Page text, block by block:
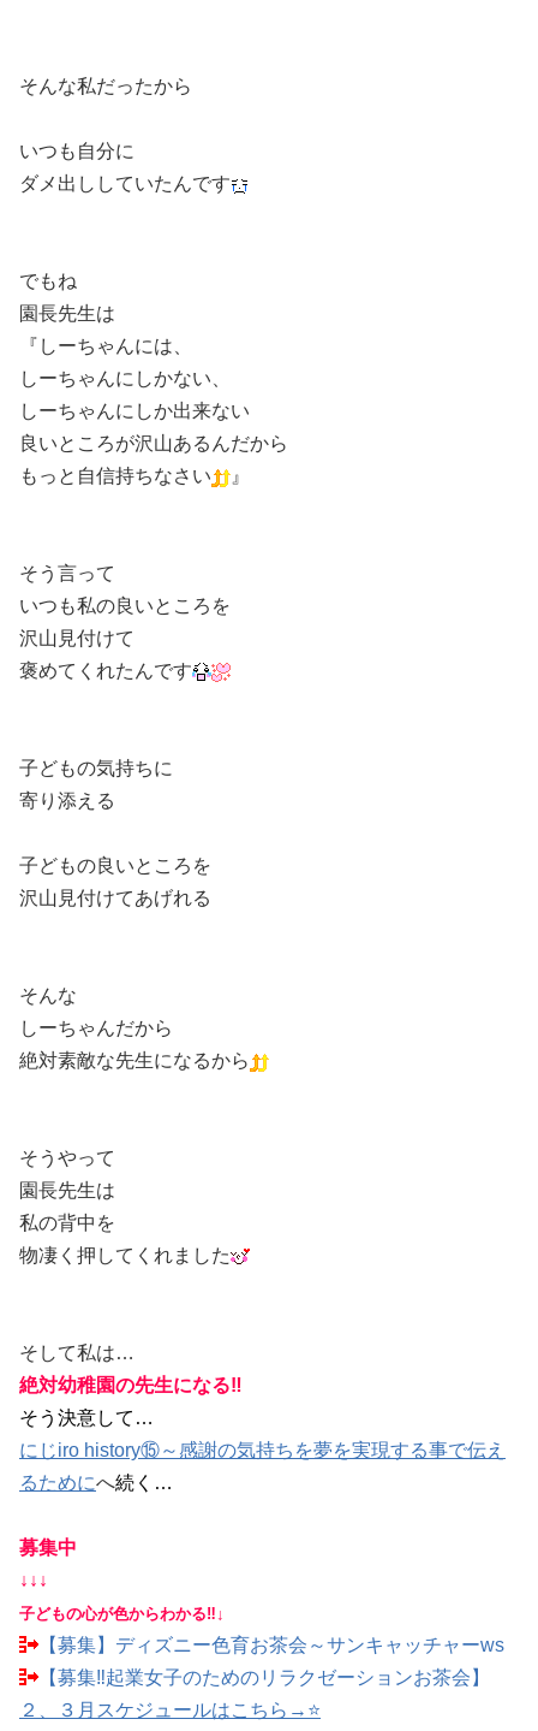
そんな私だったから
いつも自分に
ダメ出ししていたんです
でもね
園長先生は
『しーちゃんには、
しーちゃんにしかない、
しーちゃんにしか出来ない
良いところが沢山あるんだから
もっと自信持ちなさい
』
そう言って
いつも私の良いところを
沢山見付けて
褒めてくれたんです
子どもの気持ちに
寄り添える
子どもの良いところを
沢山見付けてあげれる
そんな
しーちゃんだから
絶対素敵な先生になるから
そうやって
園長先生は
私の背中を
物凄く押してくれました
そして私は…
絶対幼稚園の先生になる‼
そう決意して…
にじiro history⑮～感謝の気持ちを夢を実現する事で伝え
るためにへ続く…
募集中
↓↓↓
子どもの心が色からわかる‼↓
【募集】ディズニー色育お茶会～サンキャッチャーws
【募集‼起業女子のためのリラクゼーションお茶会】
２、３月スケジュールはこちら→⭐